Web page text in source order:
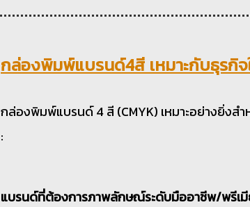
กล่องพิมพ์แบรนด์4สี เหมาะกับธุรกิ
กล่องพิมพ์แบรนด์ 4 สี (CMYK) เหมาะอย่างยิ่งส
:
แบรนด์ที่ต้องการภาพลักษณ์ระดับมืออาชีพ/พรีเ